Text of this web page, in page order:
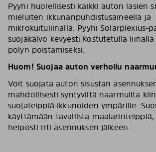
Pyyhi huolellisesti kaikki auton lasien
mieluiten ikkunanpuhdistusaineella ja
mikrokuituliinalla. Pyyhi Solarplexius-
suojakalvo kevyesti kostutetulla
pölyn poistamiseksi.
Huom! Suojaa auton verhoilu
Voit suojata auton sisustan
mahdollisesti syntyviltä naarmuilta
suojateippiä ikkunoiden ympärille.
käyttämään tavallista
helposti irti asennuksen jälkeen.